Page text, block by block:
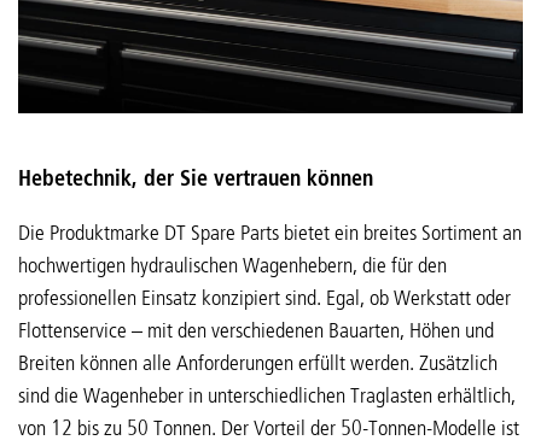
Hebetechnik, der Sie vertrauen können
Die Produktmarke DT Spare Parts bietet ein breites Sortiment an
hochwertigen hydraulischen Wagenhebern, die für den
professionellen Einsatz konzipiert sind. Egal, ob Werkstatt oder
Flottenservice – mit den verschiedenen Bauarten, Höhen und
Breiten können alle Anforderungen erfüllt werden. Zusätzlich
sind die Wagenheber in unterschiedlichen Traglasten erhältlich,
von 12 bis zu 50 Tonnen. Der Vorteil der 50-Tonnen-Modelle ist